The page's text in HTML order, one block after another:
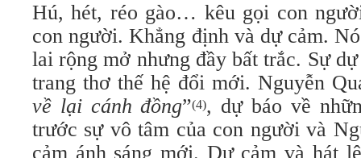
Hú, hét, réo gào… kêu gọi con
con người. Khẳng định và dự cảm.
lai rộng mở nhưng đầy bất trắc. Sự
trang thơ thế hệ đổi mới. Nguyễn
về lại cánh đồng”(4), dự báo về
trước sự vô tâm của con người và
cảm ánh sáng mới. Dự cảm và hát